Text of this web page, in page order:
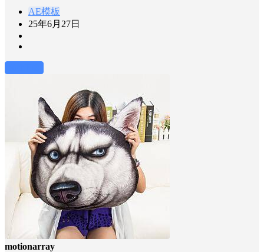
AE模板
25年6月27日
motionarray